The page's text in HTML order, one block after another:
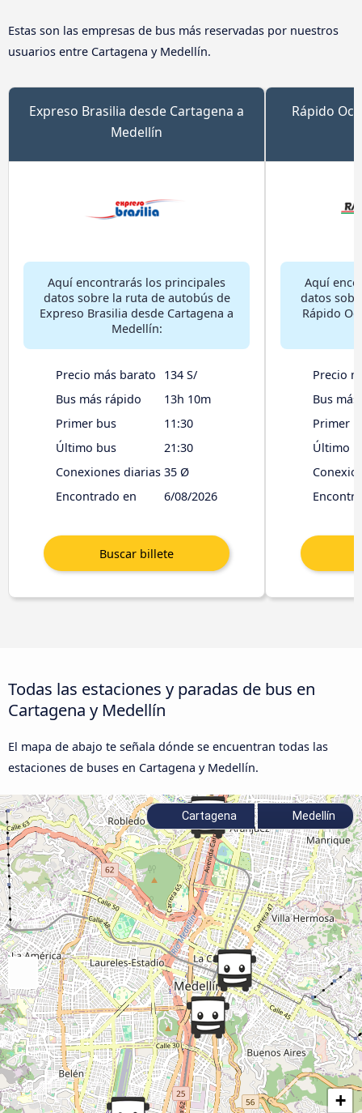
Estas son las empresas de bus más reservadas por nuestros
usuarios entre Cartagena y Medellín.
Expreso Brasilia desde Cartagena a
Medellín
Aquí encontrarás los principales
datos sobre la ruta de autobús de
Expreso Brasilia desde Cartagena a
Medellín:
Precio más barato
134 S/
Bus más rápido
13h 10m
Primer bus
11:30
Último bus
21:30
Conexiones diarias 35 Ø
Encontrado en
6/08/2026
Rápido
Aquí
datos
Rápido
Precio
Bus
Primer
Último
Todas las estaciones y paradas de bus en
Cartagena y Medellín
El mapa de abajo te señala dónde se encuentran todas las
estaciones de buses en Cartagena y Medellín.
+
Cartagena Medellín